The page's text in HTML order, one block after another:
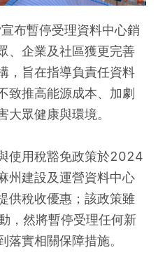
布暫停受理資料中心銷
、企業及社區獲更完善
，旨在指導負責任資料
致推高能源成本、加劇
大眾健康與環境。
使用稅豁免政策於2024
州建設及運營資料中心
供稅收優惠；該政策雖
，然將暫停受理任何新
落實相關保障措施。